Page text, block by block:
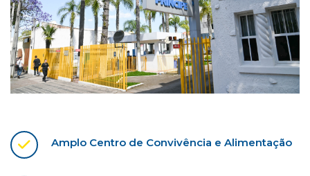
Amplo Centro de Convivência e Alimentação